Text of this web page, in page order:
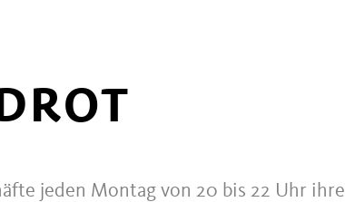
jeden Montag von 20 bis 22 Uhr ihre